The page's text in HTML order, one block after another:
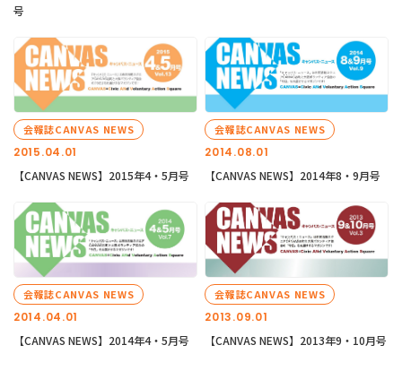
号
2015.04.01
会報誌CANVAS NEWS
【CANVAS NEWS】2015年4・5月号
2014.08.01
会報誌CANVAS NEWS
【CANVAS NEWS】2014年8・9月号
2014.04.01
会報誌CANVAS NEWS
【CANVAS NEWS】2014年4・5月号
2013.09.01
会報誌CANVAS NEWS
【CANVAS NEWS】2013年9・10月号